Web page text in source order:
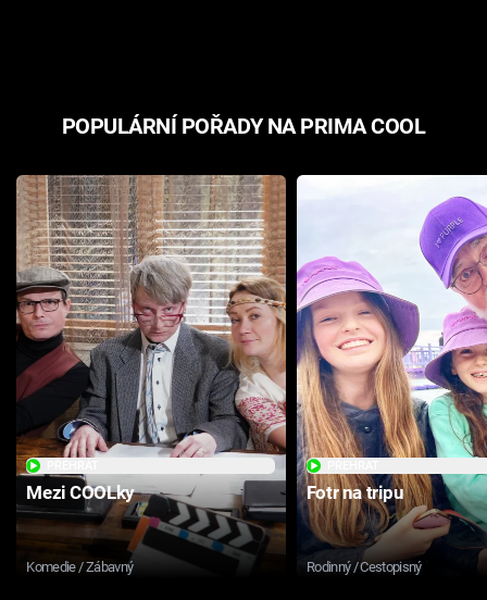
POPULÁRNÍ POŘADY NA PRIMA COOL
Mezi COOLky
Komedie / Zábavný
Fotr na tripu
Rodinný / Cestopisný